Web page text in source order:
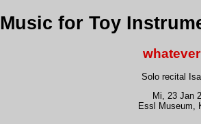
Music for Toy
Solo recital
Mi, 23 Jan
Essl Museum,